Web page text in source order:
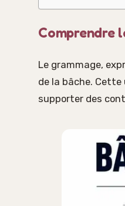
Comprendre
Le grammage,
de la bâche.
supporter des